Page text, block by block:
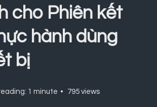
cho Phiên kết
hành dùng
bị
1 minute 795 views